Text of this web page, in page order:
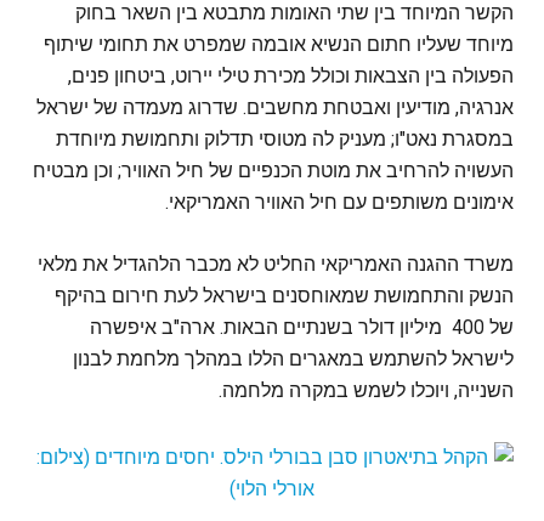
הקשר המיוחד בין שתי האומות מתבטא בין השאר בחוק
מיוחד שעליו חתום הנשיא אובמה שמפרט את תחומי שיתוף
הפעולה בין הצבאות וכולל מכירת טילי יירוט, ביטחון פנים,
אנרגיה, מודיעין ואבטחת מחשבים. שדרוג מעמדה של ישראל
במסגרת נאט"ו; מעניק לה מטוסי תדלוק ותחמושת מיוחדת
העשויה להרחיב את מוטת הכנפיים של חיל האוויר; וכן מבטיח
אימונים משותפים עם חיל האוויר האמריקאי.
משרד ההגנה האמריקאי החליט לא מכבר הלהגדיל את מלאי
הנשק והתחמושת שמאוחסנים בישראל לעת חירום בהיקף
של 400 מיליון דולר בשנתיים הבאות. ארה"ב איפשרה
לישראל להשתמש במאגרים הללו במהלך מלחמת לבנון
השנייה, ויוכלו לשמש במקרה מלחמה.